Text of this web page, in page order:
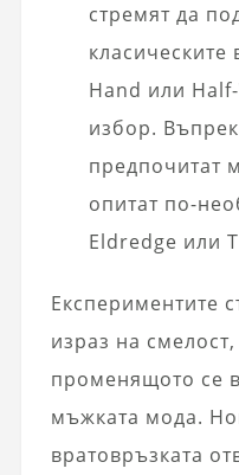
стремят да
класическите
Hand или
избор.
предпочитат
опитат по-
Eldredge или
Експериментите
израз на
променящото се
мъжката мода.
вратовръзката